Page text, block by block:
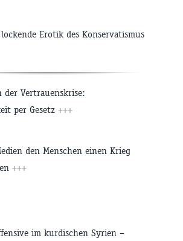
Erotik des Konservatismus
der Vertrauenskrise:
per Gesetz +++
den Menschen einen Krieg
+++
im kurdischen Syrien –